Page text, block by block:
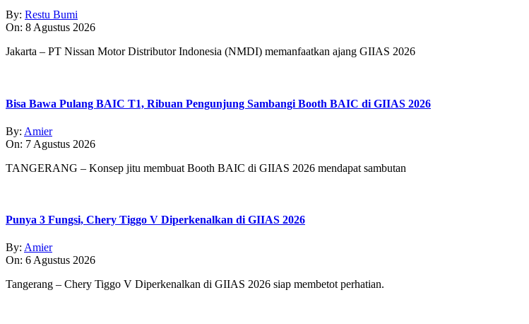
By: Restu Bumi
On: 8 Agustus 2026
Jakarta – PT Nissan Motor Distributor Indonesia (NMDI) memanfaatkan ajang GIIAS 2026
Bisa Bawa Pulang BAIC T1, Ribuan Pengunjung Sambangi Booth BAIC di GIIAS 2026
By: Amier
On: 7 Agustus 2026
TANGERANG – Konsep jitu membuat Booth BAIC di GIIAS 2026 mendapat sambutan
Punya 3 Fungsi, Chery Tiggo V Diperkenalkan di GIIAS 2026
By: Amier
On: 6 Agustus 2026
Tangerang – Chery Tiggo V Diperkenalkan di GIIAS 2026 siap membetot perhatian.